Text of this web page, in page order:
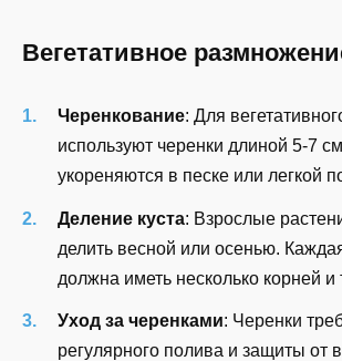
Вегетативное
Черенкование: Для
используют черенки длиной 5-7
укореняются в песке или легкой
Деление куста: Взрослые
делить весной или осенью.
должна иметь несколько корней и
Уход за черенками: Черенки
регулярного полива и защиты от